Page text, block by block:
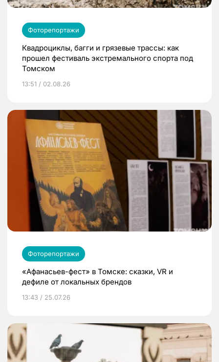
Фоторепортажи
Квадроциклы, багги и грязевые трассы: как
прошел фестиваль экстремального спорта под
Томском
13:51 / 02.08.26
Фоторепортажи
«Афанасьев-фест» в Томске: сказки, VR и
дефиле от локальных брендов
13:43 / 25.07.26